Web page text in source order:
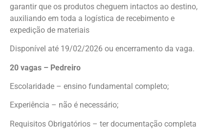
garantir que os produtos cheguem intactos ao destino,
auxiliando em toda a logística de recebimento e
expedição de materiais
Disponível até 19/02/2026 ou encerramento da vaga.
20 vagas – Pedreiro
Escolaridade – ensino fundamental completo;
Experiência – não é necessário;
Requisitos Obrigatórios – ter documentação completa